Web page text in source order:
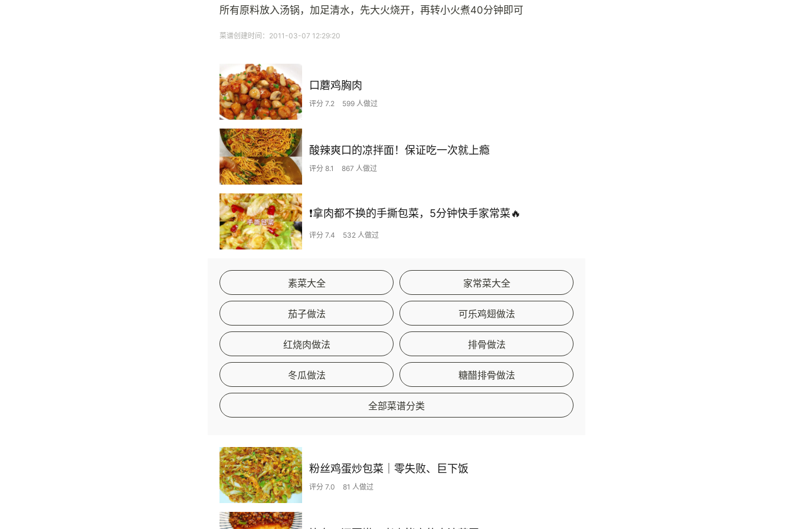
所有原料放入汤锅，加足清水，先大火烧开，再转小火煮40分钟即可
菜谱创建时间：2011-03-07 12:29:20
口蘑鸡胸肉
评分 7.2 599 人做过
酸辣爽口的凉拌面！保证吃一次就上瘾
评分 8.1 867 人做过
❗拿肉都不换的手撕包菜，5分钟快手家常菜🔥
评分 7.4 532 人做过
素菜大全 家常菜大全
茄子做法 可乐鸡翅做法
红烧肉做法 排骨做法
冬瓜做法 糖醋排骨做法
全部菜谱分类
粉丝鸡蛋炒包菜｜零失败、巨下饭
评分 7.0 81 人做过